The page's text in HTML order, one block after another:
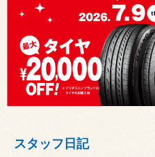
スタッフ日記